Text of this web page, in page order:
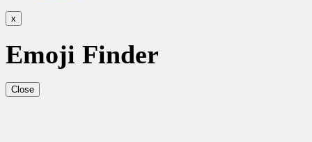
x
Emoji Finder
Close